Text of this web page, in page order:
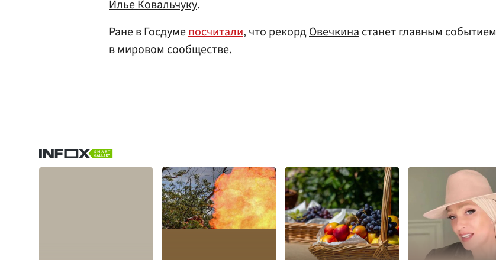
Илье Ковальчуку.
Ране в Госдумепосчитали, что рекордОвечкинастанет главным событием
в мировом сообществе.